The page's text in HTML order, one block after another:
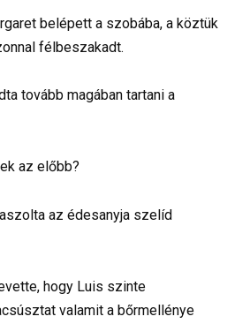
belépett a szobába, a köztük
félbeszakadt.
tovább magában tartani a
az előbb?
az édesanyja szelíd
hogy Luis szinte
valamit a bőrmellénye